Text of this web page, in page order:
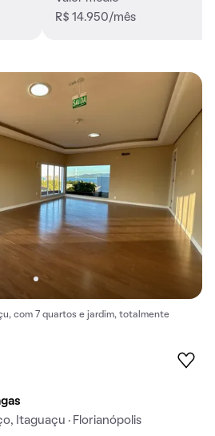
R$ 14.950/mês
com 7 quartos e jardim, totalmente
Itaguaçu · Florianópolis